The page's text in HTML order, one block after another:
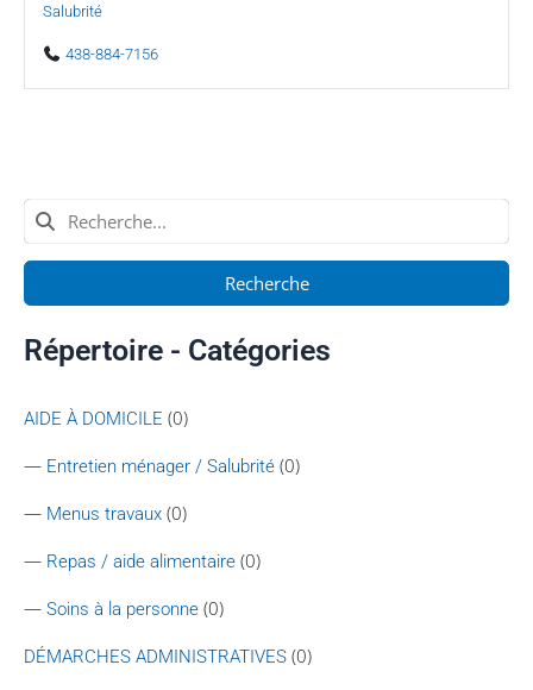
Salubrité
438-884-7156
Recherche
Répertoire - Catégories
AIDE À DOMICILE (0)
— Entretien ménager / Salubrité (0)
— Menus travaux (0)
— Repas / aide alimentaire (0)
— Soins à la personne (0)
DÉMARCHES ADMINISTRATIVES (0)